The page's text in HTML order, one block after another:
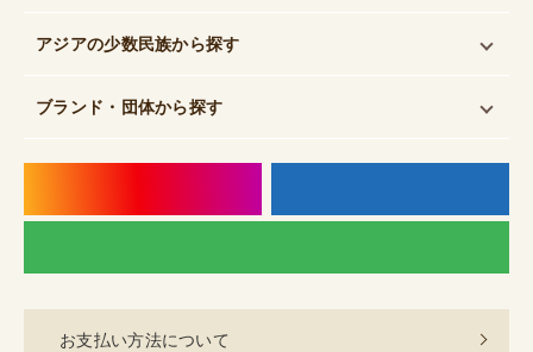
アジアの少数民族から探す
ブランド・団体から探す
お支払い方法について